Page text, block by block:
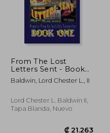
₡
From The Lost
Letters Sent - Book
ONE: Memoirs Of An
Invisible Songwriter
Baldwin, Lord Chester L., II
Lord Chester L. Baldwin II,
Tapa Blanda, Nuevo